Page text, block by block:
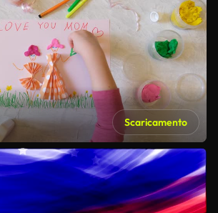
Scaricamento